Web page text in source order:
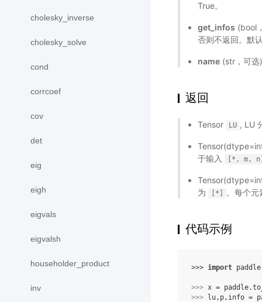
cholesky_inverse
cholesky_solve
cond
corrcoef
cov
det
eig
eigh
eigvals
eigvalsh
householder_product
inv
True。
get_infos (bool
否则不返回。默
name (str，可
返回
Tensor LU , LU
于输入
[*, m,
为
[*] 。每个
代码示例
>>> import paddle
>>> x = paddle.
>>>
lu, p, info =